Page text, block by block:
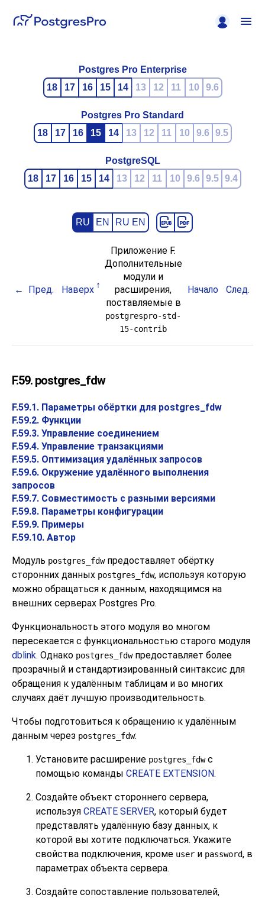
Postgres Pro Enterprise
18
17 16 15 14 13 12 11 10 9.6
Postgres Pro Standard
18
17 16 15 14 13 12 11 10 9.6 9.5
PostgreSQL
18
17 16 15 14 13 12 11 10 9.6 9.5 9.4
RU EN RU EN
Пред. Наверх
Приложение F.
Дополнительные
модули и
расширения,
поставляемые в
postgrespro-std-
15-contrib
Начало След.
F.59. postgres_fdw
F.59.1. Параметры обёртки для postgres_fdw
F.59.2. Функции
F.59.3. Управление соединением
F.59.4. Управление транзакциями
F.59.5. Оптимизация удалённых запросов
F.59.6. Окружение удалённого выполнения
запросов
F.59.7. Совместимость с разными версиями
F.59.8. Параметры конфигурации
F.59.9. Примеры
F.59.10. Автор
Модуль postgres_fdwпредоставляет обёртку
сторонних данных postgres_fdw, используя которую
можно обращаться к данным, находящимся на
внешних серверах Postgres Pro.
Функциональность этого модуля во многом
пересекается с функциональностью старого модуля
dblink. Однако postgres_fdwпредоставляет более
прозрачный и стандартизированный синтаксис для
обращения к удалённым таблицам и во многих
случаях даёт лучшую производительность.
Чтобы подготовиться к обращению к удалённым
данным через postgres_fdw:
Установите расширение postgres_fdwс
помощью команды CREATE EXTENSION.
Создайте объект стороннего сервера,
используя CREATE SERVER, который будет
представлять удалённую базу данных, к
которой вы хотите подключаться. Укажите
свойства подключения, кроме user и password, в
параметрах объекта сервера.
Создайте сопоставление пользователей,